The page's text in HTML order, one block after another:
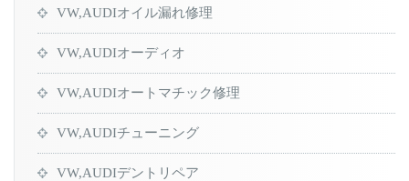
VW,AUDIオイル漏れ修理
VW,AUDIオーディオ
VW,AUDIオートマチック修理
VW,AUDIチューニング
VW,AUDIデントリペア